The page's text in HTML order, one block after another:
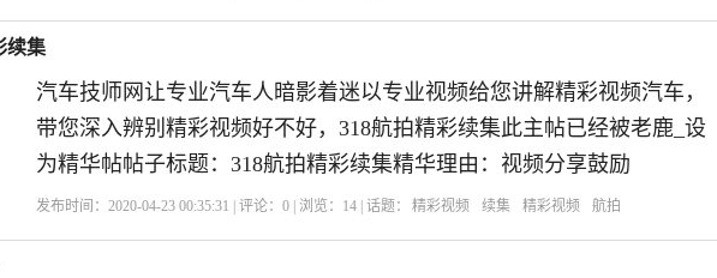
续集
汽车技师网让专业汽车人暗影着迷以专业视频给您讲解精彩视频汽车，
带您深入辨别精彩视频好不好，318航拍精彩续集此主帖已经被老鹿_设
为精华帖帖子标题：318航拍精彩续集精华理由：视频分享鼓励
发布时间：2020-04-23 00:35:31 | 评论：0 | 浏览： 14 | 话题： 精彩视频 续集 精彩视频 航拍